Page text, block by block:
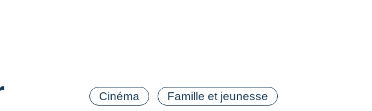
Catégorie(s)
Cinéma Famille et jeunesse